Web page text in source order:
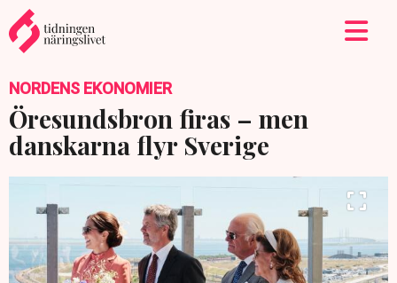
NORDENS EKONOMIER
Öresundsbron firas – men
danskarna flyr Sverige